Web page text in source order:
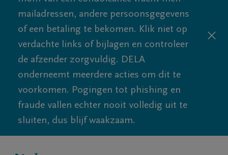
mailadressen, andere persoonsgegevens
of een betaling te bekomen. Klik niet op
verdachte links of bijlagen en controleer
de afzender zorgvuldig. DELA
onderneemt meerdere acties om dit te
voorkomen. Pogingen tot phishing en
fraude vallen echter nooit volledig uit te
sluiten, dus blijf waakzaam.